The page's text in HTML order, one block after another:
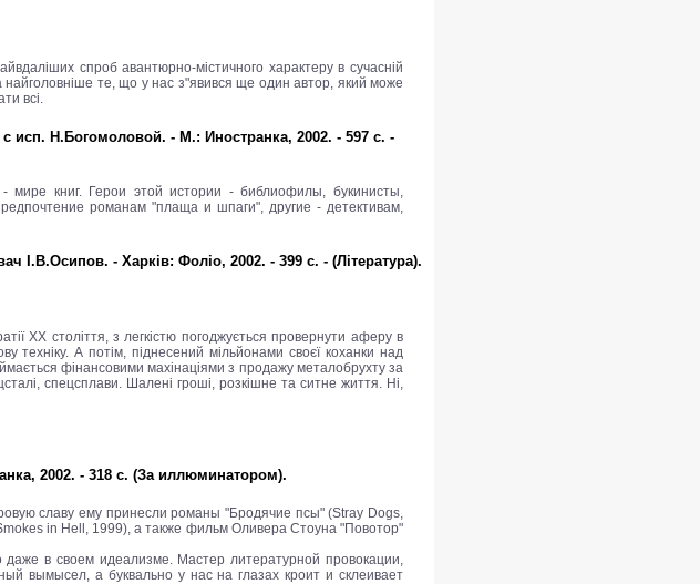
спроб авантюрно-містичного характеру в сучасній
найголовніше те, що у нас з"явився ще один автор, який може
всі.
Н.Богомоловой. - М.: Иностранка, 2002. - 597 с. -
книг. Герои этой истории - библиофилы, букинисты,
романам "плаща и шпаги", другие - детективам,
- Харків: Фоліо, 2002. - 399 с. - (Література).
ХХ століття, з легкістю погоджується провернути аферу в
техніку. А потім, піднесений мільйонами своєї коханки над
фінансовими махінаціями з продажу металобрухту за
спецсплави. Шалені гроші, розкішне та ситне життя. Ні,
2002. - 318 с. (За иллюминатором).
славу ему принесли романы "Бродячие псы" (Stray Dogs,
in Hell, 1999), а также фильм Оливера Стоуна "Повотор"
в своем идеализме. Мастер литературной провокации,
вымысел, а буквально у нас на глазах кроит и склеивает